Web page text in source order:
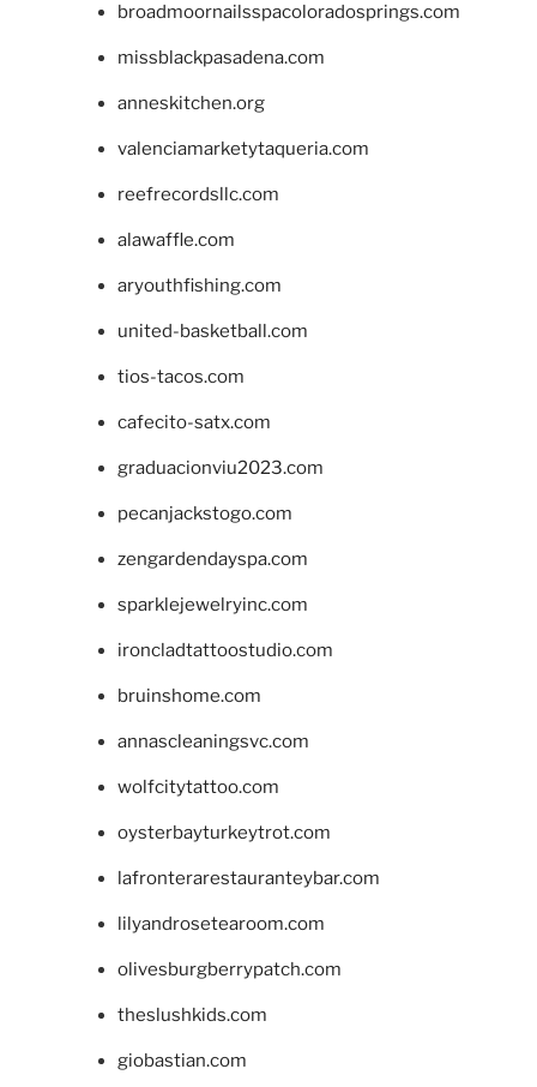
broadmoornailsspacoloradosprings.com
missblackpasadena.com
anneskitchen.org
valenciamarketytaqueria.com
reefrecordsllc.com
alawaffle.com
aryouthfishing.com
united-basketball.com
tios-tacos.com
cafecito-satx.com
graduacionviu2023.com
pecanjackstogo.com
zengardendayspa.com
sparklejewelryinc.com
ironcladtattoostudio.com
bruinshome.com
annascleaningsvc.com
wolfcitytattoo.com
oysterbayturkeytrot.com
lafronterarestauranteybar.com
lilyandrosetearoom.com
olivesburgberrypatch.com
theslushkids.com
giobastian.com